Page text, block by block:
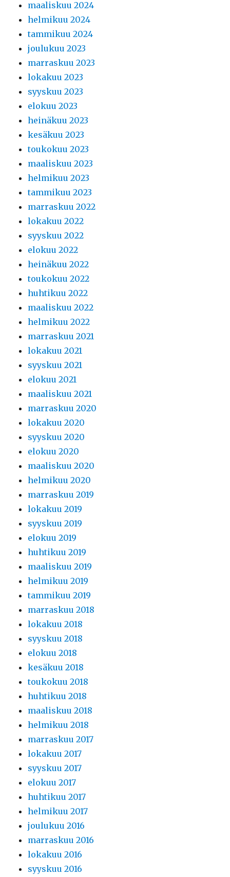
maaliskuu 2024
helmikuu 2024
tammikuu 2024
joulukuu 2023
marraskuu 2023
lokakuu 2023
syyskuu 2023
elokuu 2023
heinäkuu 2023
kesäkuu 2023
toukokuu 2023
maaliskuu 2023
helmikuu 2023
tammikuu 2023
marraskuu 2022
lokakuu 2022
syyskuu 2022
elokuu 2022
heinäkuu 2022
toukokuu 2022
huhtikuu 2022
maaliskuu 2022
helmikuu 2022
marraskuu 2021
lokakuu 2021
syyskuu 2021
elokuu 2021
maaliskuu 2021
marraskuu 2020
lokakuu 2020
syyskuu 2020
elokuu 2020
maaliskuu 2020
helmikuu 2020
marraskuu 2019
lokakuu 2019
syyskuu 2019
elokuu 2019
huhtikuu 2019
maaliskuu 2019
helmikuu 2019
tammikuu 2019
marraskuu 2018
lokakuu 2018
syyskuu 2018
elokuu 2018
kesäkuu 2018
toukokuu 2018
huhtikuu 2018
maaliskuu 2018
helmikuu 2018
marraskuu 2017
lokakuu 2017
syyskuu 2017
elokuu 2017
huhtikuu 2017
helmikuu 2017
joulukuu 2016
marraskuu 2016
lokakuu 2016
syyskuu 2016